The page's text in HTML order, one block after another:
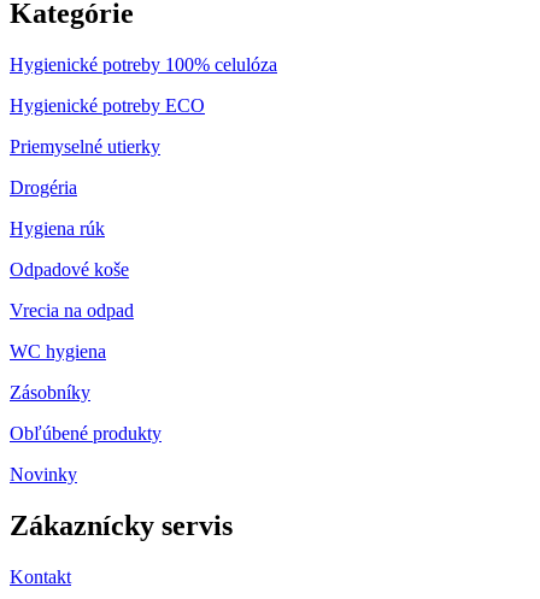
Kategórie
Hygienické potreby 100% celulóza
Hygienické potreby ECO
Priemyselné utierky
Drogéria
Hygiena rúk
Odpadové koše
Vrecia na odpad
WC hygiena
Zásobníky
Obľúbené produkty
Novinky
Zákaznícky servis
Kontakt